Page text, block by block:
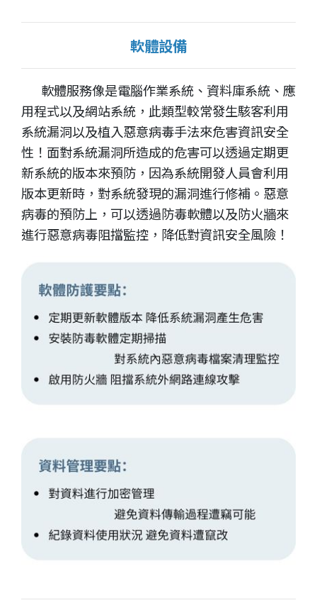
軟體設備
軟體服務像是電腦作業系統、資料庫系統、應
用程式以及網站系統，此類型較常發生駭客利用
系統漏洞以及植入惡意病毒手法來危害資訊安全
性！面對系統漏洞所造成的危害可以透過定期更
新系統的版本來預防，因為系統開發人員會利用
版本更新時，對系統發現的漏洞進行修補。惡意
病毒的預防上，可以透過防毒軟體以及防火牆來
進行惡意病毒阻擋監控，降低對資訊安全風險！